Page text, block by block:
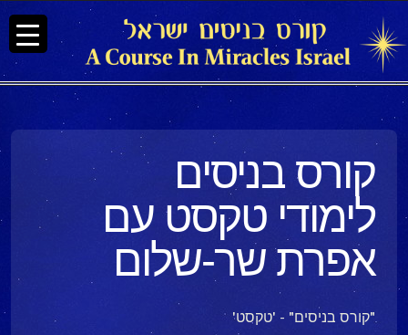
קורס בניסים
לימודי טקסט עם
אפרת שר-שלום
"קורס בניסים" - 'טקסט'